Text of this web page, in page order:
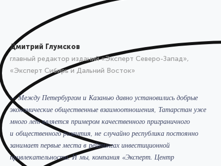
Дмитрий Глумсков
главный редактор изданий «Эксперт Северо-Запад»,
«Эксперт Сибирь и Дальний Восток»
— Между Петербургом и Казанью давно установились добрые
экономические общественные взаимоотношения, Татарстан уже
много лет является примером качественного приграничного
и общественного развития, не случайно республика постоянно
занимает первые места в рейтингах инвестиционной
привлекательности. И мы, компания «Эксперт. Центр